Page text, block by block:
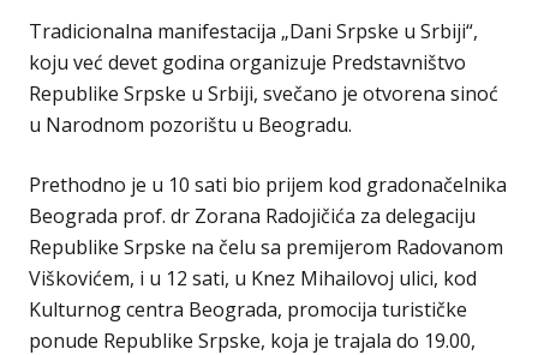
Tradicionalna manifestacija „Dani Srpske u Srbiji“,
koju već devet godina organizuje Predstavništvo
Republike Srpske u Srbiji, svečano je otvorena sinoć
u Narodnom pozorištu u Beogradu.
Prethodno je u 10 sati bio prijem kod gradonačelnika
Beograda prof. dr Zorana Radojičića za delegaciju
Republike Srpske na čelu sa premijerom Radovanom
Viškovićem, i u 12 sati, u Knez Mihailovoj ulici, kod
Kulturnog centra Beograda, promocija turističke
ponude Republike Srpske, koja je trajala do 19.00,